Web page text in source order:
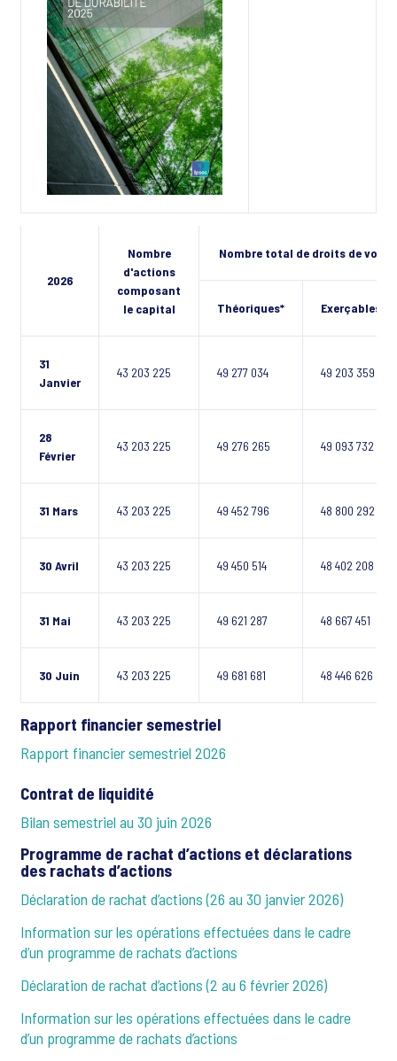
2026
Nombre
d'actions
composant
le capital
Nombre total de droits de vote
Théoriques* Exerçables**
31
Janvier
43 203 225 49 277 034 49 203 359
28
Février
43 203 225 49 276 265 49 093 732
31 Mars 43 203 225 49 452 796 48 800 292
30 Avril 43 203 225 49 450 514 48 402 208
31 Mai 43 203 225 49 621 287 48 667 451
30 Juin 43 203 225 49 681 681 48 446 626
Rapport financier semestriel
Rapport financier semestriel 2026
Contrat de liquidité
Bilan semestriel au 30 juin 2026
Programme de rachat d’actions et déclarations
des rachats d’actions
Déclaration de rachat d’actions (26 au 30 janvier 2026)
Information sur les opérations effectuées dans le cadre
d’un programme de rachats d’actions
Déclaration de rachat d’actions (2 au 6 février 2026)
Information sur les opérations effectuées dans le cadre
d’un programme de rachats d’actions